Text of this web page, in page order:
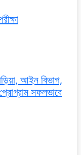
আইন বিভাগ,
সফলভাবে